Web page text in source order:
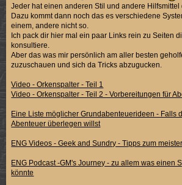
Jeder hat einen anderen Stil und andere
Dazu kommt dann noch das es verschiedene
einem, andere nicht so.
Ich pack dir hier mal ein paar Links rein zu Seiten
konsultiere.
Aber das was mir persönlich am aller besten
zuzuschauen und sich da Tricks abzugucken.
Video - Orkenspalter - Teil 1
Video - Orkenspalter - Teil 2 - Vorbereitungen für
Eine Liste möglicher Grundabenteuerideen - Falls
Abenteuer überlegen willst
ENG Videos - Geek and Sundry - Tipps zum
ENG Podcast -GM's Journey - zu allem was einen
könnte